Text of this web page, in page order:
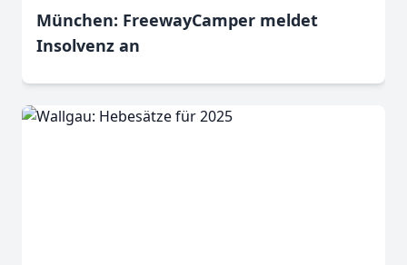
München: FreewayCamper meldet
Insolvenz an